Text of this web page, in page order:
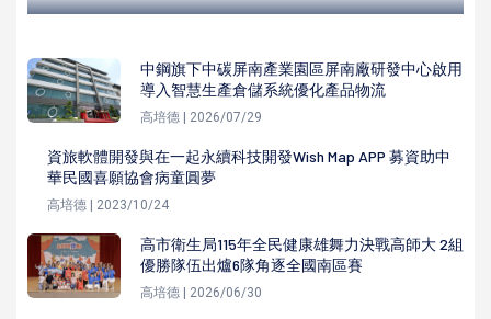
中鋼旗下中碳屏南產業園區屏南廠研發中心啟用
導入智慧生產倉儲系統優化產品物流
高培德 | 2026/07/29
資旅軟體開發與在一起永續科技開發Wish Map APP 募資助中
華民國喜願協會病童圓夢
高培德 | 2023/10/24
高市衛生局115年全民健康雄舞力決戰高師大 2組
優勝隊伍出爐6隊角逐全國南區賽
高培德 | 2026/06/30